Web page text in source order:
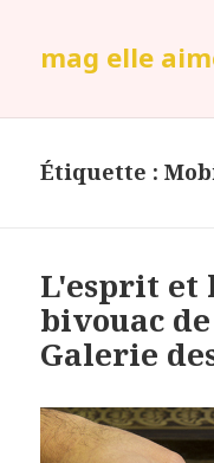
mag elle
Étiquette :
L'esprit et
bivouac
Galerie